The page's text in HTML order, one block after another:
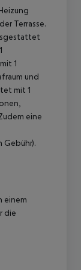
Terrasse.
1
und
mit 1
eine
Gebühr).
einem
die